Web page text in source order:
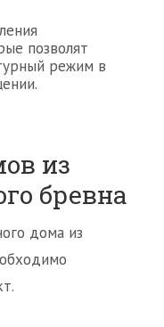
позволят
режим в
из
бревна
дома из